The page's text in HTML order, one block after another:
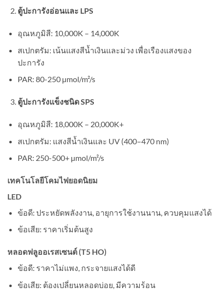
ตู้ปะการังอ่อนและ LPS
อุณหภูมิสี: 10,000K – 14,000K
สเปกตรัม: เน้นแสงสีน้ำเงินและม่วง เพื่อเรืองแสงของ
ปะการัง
PAR: 80-250 µmol/m²/s
ตู้ปะการังแข็งชนิด SPS
อุณหภูมิสี: 18,000K – 20,000K+
สเปกตรัม: แสงสีน้ำเงินและ UV (400–470 nm)
PAR: 250-500+ µmol/m²/s
เทคโนโลยีโคมไฟยอดนิยม
LED
ข้อดี: ประหยัดพลังงาน, อายุการใช้งานนาน, ควบคุมแสงได้
ข้อเสีย: ราคาเริ่มต้นสูง
หลอดฟลูออเรสเซนต์ (T5 HO)
ข้อดี: ราคาไม่แพง, กระจายแสงได้ดี
ข้อเสีย: ต้องเปลี่ยนหลอดบ่อย, มีความร้อน